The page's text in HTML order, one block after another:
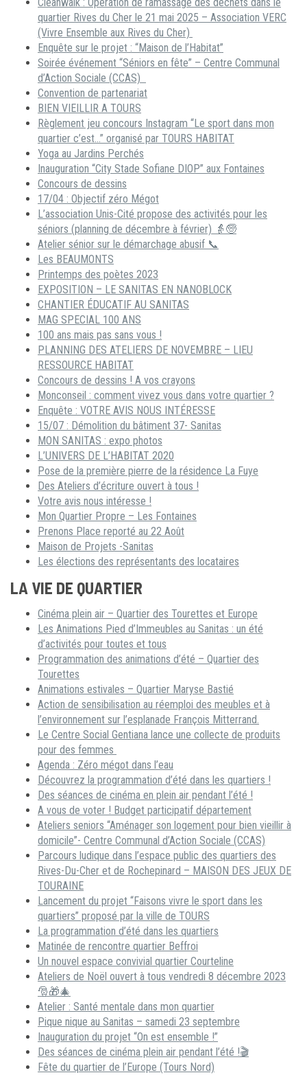
Cleanwalk : Opération de ramassage des déchets dans le
quartier Rives du Cher le 21 mai 2025 – Association VERC
(Vivre Ensemble aux Rives du Cher)
Enquête sur le projet : “Maison de l’Habitat”
Soirée événement “Séniors en fête” – Centre Communal
d’Action Sociale (CCAS)
Convention de partenariat
BIEN VIEILLIR A TOURS
Règlement jeu concours Instagram “Le sport dans mon
quartier c’est…” organisé par TOURS HABITAT
Yoga au Jardins Perchés
Inauguration “City Stade Sofiane DIOP” aux Fontaines
Concours de dessins
17/04 : Objectif zéro Mégot
L’association Unis-Cité propose des activités pour les
séniors (planning de décembre à février) 👵🧓
Atelier sénior sur le démarchage abusif 📞
Les BEAUMONTS
Printemps des poètes 2023
EXPOSITION – LE SANITAS EN NANOBLOCK
CHANTIER ÉDUCATIF AU SANITAS
MAG SPECIAL 100 ANS
100 ans mais pas sans vous !
PLANNING DES ATELIERS DE NOVEMBRE – LIEU
RESSOURCE HABITAT
Concours de dessins ! A vos crayons
Monconseil : comment vivez vous dans votre quartier ?
Enquête : VOTRE AVIS NOUS INTÉRESSE
15/07 : Démolition du bâtiment 37- Sanitas
MON SANITAS : expo photos
L’UNIVERS DE L’HABITAT 2020
Pose de la première pierre de la résidence La Fuye
Des Ateliers d’écriture ouvert à tous !
Votre avis nous intéresse !
Mon Quartier Propre – Les Fontaines
Prenons Place reporté au 22 Août
Maison de Projets -Sanitas
Les élections des représentants des locataires
LA VIE DE QUARTIER
Cinéma plein air – Quartier des Tourettes et Europe
Les Animations Pied d’Immeubles au Sanitas : un été
d’activités pour toutes et tous
Programmation des animations d’été – Quartier des
Tourettes
Animations estivales – Quartier Maryse Bastié
Action de sensibilisation au réemploi des meubles et à
l’environnement sur l’esplanade François Mitterrand.
Le Centre Social Gentiana lance une collecte de produits
pour des femmes
Agenda : Zéro mégot dans l’eau
Découvrez la programmation d’été dans les quartiers !
Des séances de cinéma en plein air pendant l’été !
A vous de voter ! Budget participatif département
Ateliers seniors “Aménager son logement pour bien vieillir à
domicile”- Centre Communal d’Action Sociale (CCAS)
Parcours ludique dans l’espace public des quartiers des
Rives-Du-Cher et de Rochepinard – MAISON DES JEUX DE
TOURAINE
Lancement du projet “Faisons vivre le sport dans les
quartiers” proposé par la ville de TOURS
La programmation d’été dans les quartiers
Matinée de rencontre quartier Beffroi
Un nouvel espace convivial quartier Courteline
Ateliers de Noël ouvert à tous vendredi 8 décembre 2023
🎅🎁🎄
Atelier : Santé mentale dans mon quartier
Pique nique au Sanitas – samedi 23 septembre
Inauguration du projet “On est ensemble !”
Des séances de cinéma plein air pendant l’été !🎬
Fête du quartier de l’Europe (Tours Nord)